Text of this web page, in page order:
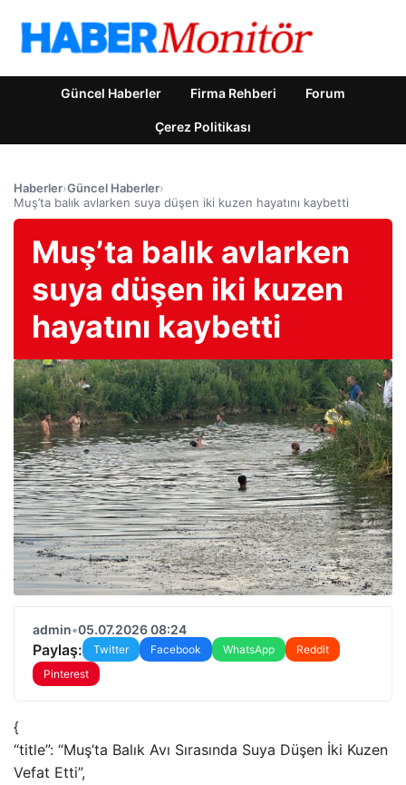
Güncel Haberler Firma Rehberi Forum
Çerez Politikası
Haberler›Güncel Haberler›
Muş’ta balık avlarken suya düşen iki kuzen hayatını kaybetti
Muş’ta balık avlarken
suya düşen iki kuzen
hayatını kaybetti
admin•05.07.2026 08:24
Paylaş: Twitter Facebook WhatsApp
Reddit
Pinterest
{
“title”: “Muş’ta Balık Avı Sırasında Suya Düşen İki Kuzen
Vefat Etti”,